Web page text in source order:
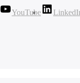
YouTube